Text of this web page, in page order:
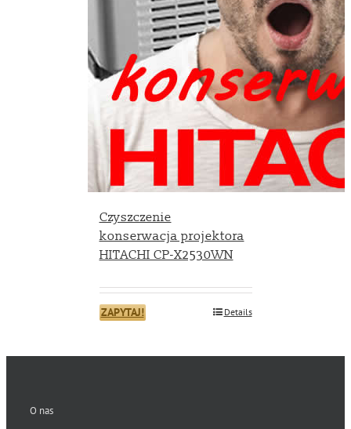
Czyszczenie
konserwacja projektora
HITACHI CP-X2530WN
ZAPYTAJ! Details
O nas